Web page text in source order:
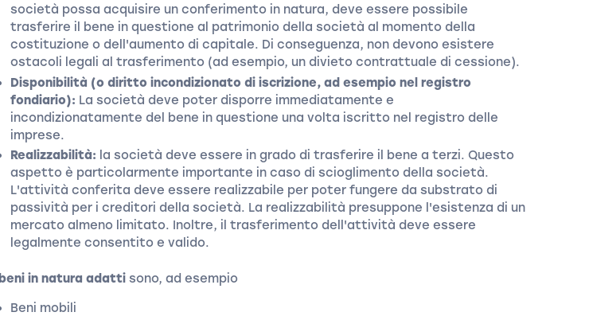
società possa acquisire un conferimento in natura, deve essere possibile
trasferire il bene in questione al patrimonio della società al momento della
costituzione o dell'aumento di capitale. Di conseguenza, non devono esistere
ostacoli legali al trasferimento (ad esempio, un divieto contrattuale di cessione).
Disponibilità (o diritto incondizionato di iscrizione, ad esempio nel registro
fondiario): La società deve poter disporre immediatamente e
incondizionatamente del bene in questione una volta iscritto nel registro delle
imprese.
Realizzabilità: la società deve essere in grado di trasferire il bene a terzi. Questo
aspetto è particolarmente importante in caso di scioglimento della società.
L'attività conferita deve essere realizzabile per poter fungere da substrato di
passività per i creditori della società. La realizzabilità presuppone l'esistenza di un
mercato almeno limitato. Inoltre, il trasferimento dell'attività deve essere
legalmente consentito e valido.
beni in natura adatti sono, ad esempio
Beni mobili